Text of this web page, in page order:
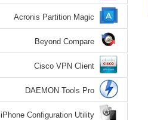
Acronis Partition Magic
Beyond Compare
Cisco VPN Client
DAEMON Tools Pro
iPhone Configuration Utility